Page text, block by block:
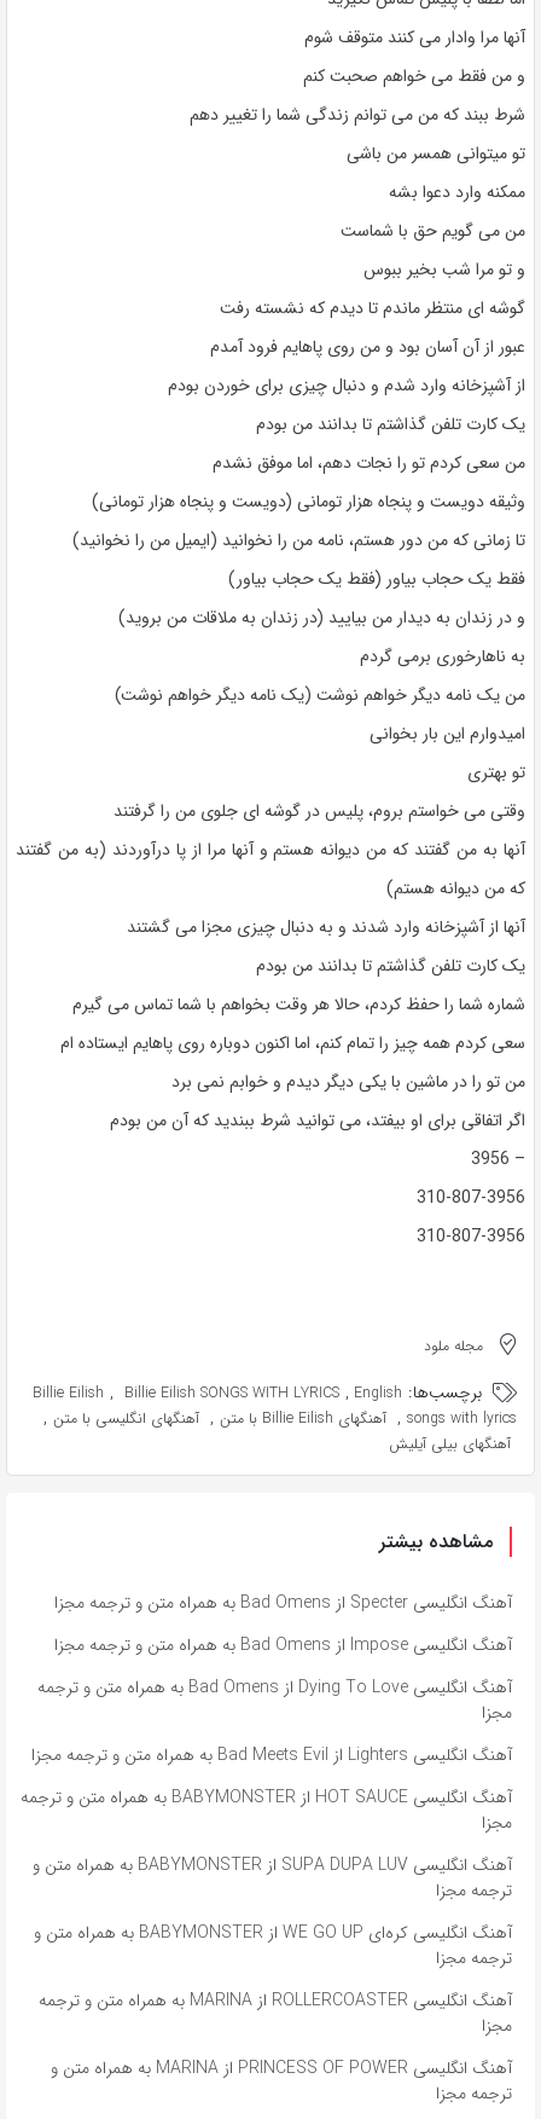
آنها مرا وادار می کنند متوقف شوم
و من فقط می خواهم صحبت کنم
شرط ببند که من می توانم زندگی شما را تغییر دهم
تو میتوانی همسر من باشی
ممکنه وارد دعوا بشه
من می گویم حق با شماست
و تو مرا شب بخیر ببوس
گوشه ای منتظر ماندم تا دیدم که نشسته رفت
عبور از آن آسان بود و من روی پاهایم فرود آمدم
از آشپزخانه وارد شدم و دنبال چیزی برای خوردن بودم
یک کارت تلفن گذاشتم تا بدانند من بودم
من سعی کردم تو را نجات دهم، اما موفق نشدم
وثیقه دویست و پنجاه هزار تومانی (دویست و پنجاه هزار تومانی)
تا زمانی که من دور هستم، نامه من را نخوانید (ایمیل من را نخوانید)
فقط یک حجاب بیاور (فقط یک حجاب بیاور)
و در زندان به دیدار من بیایید (در زندان به ملاقات من بروید)
به ناهارخوری برمی گردم
من یک نامه دیگر خواهم نوشت (یک نامه دیگر خواهم نوشت)
امیدوارم این بار بخوانی
تو بهتری
وقتی می خواستم بروم، پلیس در گوشه ای جلوی من را گرفتند
آنها به من گفتند که من دیوانه هستم و آنها مرا از پا درآوردند (به من گفتند
که من دیوانه هستم)
آنها از آشپزخانه وارد شدند و به دنبال چیزی مجزا می گشتند
یک کارت تلفن گذاشتم تا بدانند من بودم
شماره شما را حفظ کردم، حالا هر وقت بخواهم با شما تماس می گیرم
سعی کردم همه چیز را تمام کنم، اما اکنون دوباره روی پاهایم ایستاده ام
من تو را در ماشین با یکی دیگر دیدم و خوابم نمی برد
اگر اتفاقی برای او بیفتد، می توانید شرط ببندید که آن من بودم
– 3956
310-807-3956
310-807-3956
مجله ملود
برچسب‌ها: Billie Eilish , Billie Eilish SONGS WITH LYRICS , English
songs with lyrics
, آهنگهای Billie Eilish با متن , آهنگهای انگلیسی با متن ,
آهنگهای بیلی آیلیش
مشاهده بیشتر
آهنگ انگلیسی Specter از Bad Omens به همراه متن و ترجمه مجزا
آهنگ انگلیسی Impose از Bad Omens به همراه متن و ترجمه مجزا
آهنگ انگلیسی Dying To Love از Bad Omens به همراه متن و ترجمه
مجزا
آهنگ انگلیسی Lighters از Bad Meets Evil به همراه متن و ترجمه مجزا
آهنگ انگلیسی HOT SAUCE از BABYMONSTER به همراه متن و ترجمه
مجزا
آهنگ انگلیسی SUPA DUPA LUV از BABYMONSTER به همراه متن و
ترجمه مجزا
آهنگ انگلیسی کره‌ای WE GO UP از BABYMONSTER به همراه متن و
ترجمه مجزا
آهنگ انگلیسی ROLLERCOASTER از MARINA به همراه متن و ترجمه
مجزا
آهنگ انگلیسی PRINCESS OF POWER از MARINA به همراه متن و
ترجمه مجزا